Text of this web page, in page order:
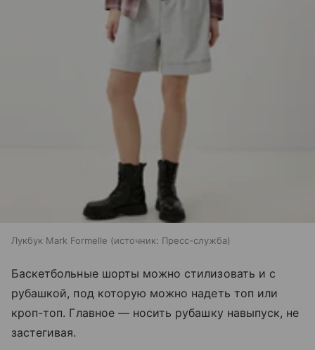
Лукбук Mark Formelle источник: Пресс-служба
Баскетбольные шорты можно стилизовать и с
рубашкой, под которую можно надеть топ или
кроп-топ. Главное — носить рубашку навыпуск, не
застегивая.